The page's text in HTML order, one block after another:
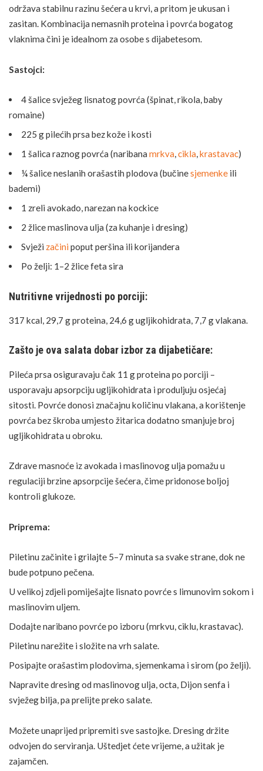
održava stabilnu razinu šećera u krvi, a pritom je ukusan i
zasitan. Kombinacija nemasnih proteina i povrća bogatog
vlaknima čini je idealnom za osobe s dijabetesom.
Sastojci:
4 šalice svježeg lisnatog povrća (špinat, rikola, baby
romaine)
225 g pilećih prsa bez kože i kosti
1 šalica raznog povrća (naribanamrkva,cikla,krastavac)
¼ šalice neslanih orašastih plodova (bučinesjemenke ili
bademi)
1 zreli avokado, narezan na kockice
2 žlice maslinova ulja (za kuhanje i dresing)
Svježi začinipoput peršina ili korijandera
Po želji: 1–2 žlice feta sira
Nutritivne vrijednosti po porciji:
317 kcal, 29,7 g proteina, 24,6 g ugljikohidrata, 7,7 g vlakana.
Zašto je ova salata dobar izbor za dijabetičare:
Pileća prsa osiguravaju čak 11 g proteina po porciji –
usporavaju apsorpciju ugljikohidrata i produljuju osjećaj
sitosti. Povrće donosi značajnu količinu vlakana, a korištenje
povrća bez škroba umjesto žitarica dodatno smanjuje broj
ugljikohidrata u obroku.
Zdrave masnoće iz avokada i maslinovog ulja pomažu u
regulaciji brzine apsorpcije šećera, čime pridonose boljoj
kontroli glukoze.
Priprema:
Piletinu začinite i grilajte 5–7 minuta sa svake strane, dok ne
bude potpuno pečena.
U velikoj zdjeli pomiješajte lisnato povrćes limunovim sokom i
maslinovim uljem.
Dodajte naribano povrće po izboru (mrkvu, ciklu, krastavac).
Piletinu narežite i složite na vrh salate.
Posipajteorašastim plodovima, sjemenkama i sirom (po želji).
Napravite dresing od maslinovog ulja, octa, Dijon senfa i
svježeg bilja, pa prelijte preko salate.
Možete unaprijed pripremiti sve sastojke. Dresing držite
odvojen do serviranja. Uštedjet ćete vrijeme, a užitak je
zajamčen.